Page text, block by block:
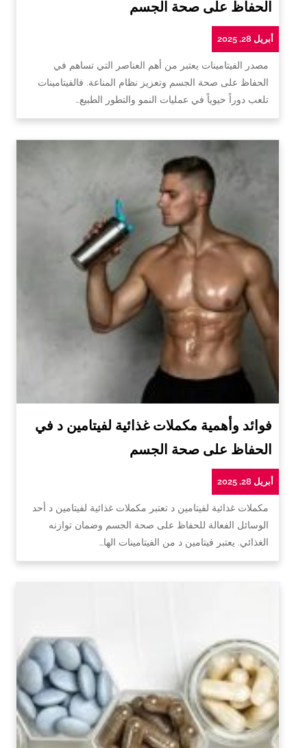
الحفاظ على صحة الجسم
أبريل 28, 2025
مصدر الفيتامينات يعتبر من أهم العناصر التي تساهم في
الحفاظ على صحة الجسم وتعزيز نظام المناعة. فالفيتامينات
تلعب دوراً حيوياً في عمليات النمو والتطور الطبيع…
فوائد وأهمية مكملات غذائية لفيتامين د في
الحفاظ على صحة الجسم
أبريل 28, 2025
مكملات غذائية لفيتامين د تعتبر مكملات غذائية لفيتامين د أحد
الوسائل الفعالة للحفاظ على صحة الجسم وضمان توازنه
الغذائي. يعتبر فيتامين د من الفيتامينات الها…